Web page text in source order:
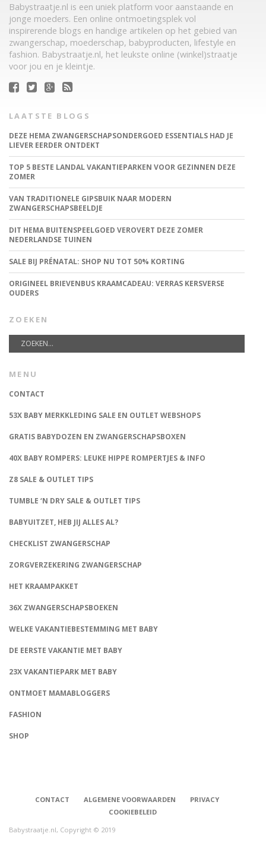
Babystraatje.nl is een uniek platform voor aanstaande en
jonge moeders. Een online ontmoetingsplek vol
inspirerende blogs en handige artikelen op het gebied van
zwangerschap, moederschap, babyproducten, lifestyle en
fashion. Babystraatje.nl, het leukste online (winkel)straatje
voor jou en je kleintje.
LAATSTE BLOGS
DEZE HEMA ZWANGERSCHAPSONDERGOED ESSENTIALS HAD JE
LIEVER EERDER ONTDEKT
TOP 5 BESTE LANDAL VAKANTIEPARKEN VOOR GEZINNEN DEZE
ZOMER
VAN TRADITIONELE GIPSBUIK NAAR MODERN
ZWANGERSCHAPSBEELDJE
DIT HEMA BUITENSPEELGOED VEROVERT DEZE ZOMER
NEDERLANDSE TUINEN
SALE BIJ PRÉNATAL: SHOP NU TOT 50% KORTING
ORIGINEEL BRIEVENBUS KRAAMCADEAU: VERRAS KERSVERSE
OUDERS
ZOEKEN
MENU
CONTACT
53X BABY MERKKLEDING SALE EN OUTLET WEBSHOPS
GRATIS BABYDOZEN EN ZWANGERSCHAPSBOXEN
40X BABY ROMPERS: LEUKE HIPPE ROMPERTJES & INFO
Z8 SALE & OUTLET TIPS
TUMBLE ‘N DRY SALE & OUTLET TIPS
BABYUITZET, HEB JIJ ALLES AL?
CHECKLIST ZWANGERSCHAP
ZORGVERZEKERING ZWANGERSCHAP
HET KRAAMPAKKET
36X ZWANGERSCHAPSBOEKEN
WELKE VAKANTIEBESTEMMING MET BABY
DE EERSTE VAKANTIE MET BABY
23X VAKANTIEPARK MET BABY
ONTMOET MAMABLOGGERS
FASHION
SHOP
CONTACT ALGEMENE VOORWAARDEN
PRIVACY
COOKIEBELEID
Babystraatje.nl, Copyright © 2019